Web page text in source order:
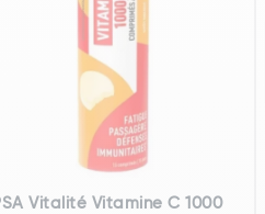
Vitalité Vitamine C 1000